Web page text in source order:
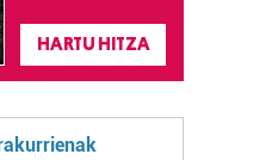
HARTU HITZA